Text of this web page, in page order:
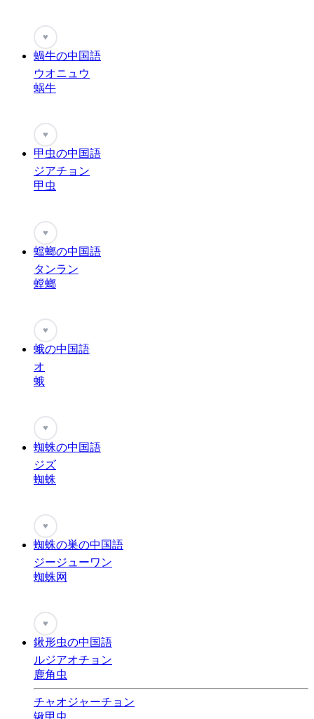
♥
蝸牛の中国語
ウオニュウ
蜗牛
♥
甲虫の中国語
ジアチョン
甲虫
♥
蟷螂の中国語
タンラン
螳螂
♥
蛾の中国語
オ
蛾
♥
蜘蛛の中国語
ジズ
蜘蛛
♥
蜘蛛の巣の中国語
ジージューワン
蜘蛛网
♥
鍬形虫の中国語
ルジアオチョン
鹿角虫
チャオジャーチョン